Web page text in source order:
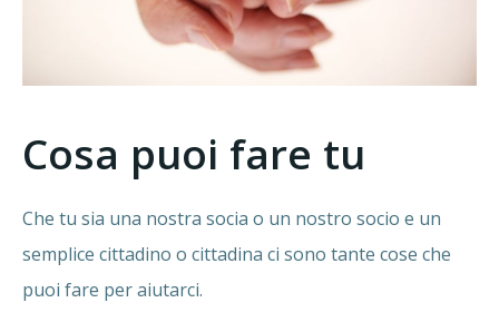
Cosa puoi fare tu
Che tu sia una nostra socia o un nostro socio e un
semplice cittadino o cittadina ci sono tante cose che
puoi fare per aiutarci.